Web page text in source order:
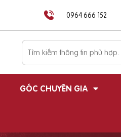
0964 666 152
GÓC CHUYÊN GIA